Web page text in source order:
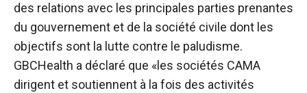
des relations avec les principales parties prenantes
du gouvernement et de la société civile dont les
objectifs sont la lutte contre le paludisme.
GBCHealth a déclaré que «les sociétés CAMA
dirigent et soutiennent à la fois des activités